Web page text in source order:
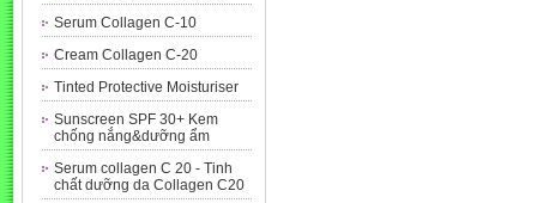
Serum Collagen C-10
Cream Collagen C-20
Tinted Protective Moisturiser
Sunscreen SPF 30+ Kem
chống nắng&dưỡng ẩm
Serum collagen C 20 - Tinh
chất dưỡng da Collagen C20